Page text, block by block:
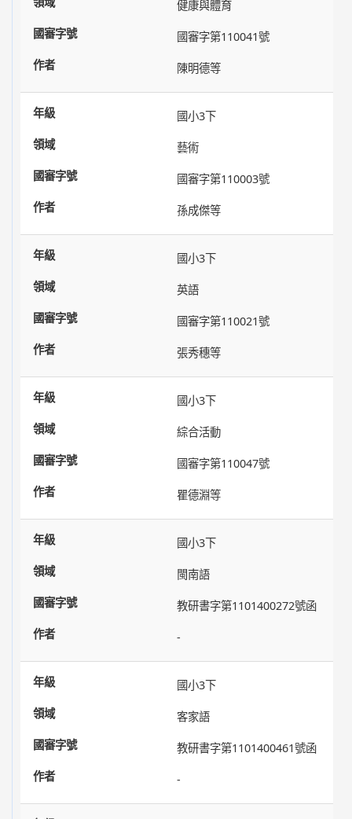
健康與體育
國審字第110041號
陳明德等
國小3下
藝術
國審字第110003號
孫成傑等
國小3下
英語
國審字第110021號
張秀穗等
國小3下
綜合活動
國審字第110047號
瞿德淵等
國小3下
閩南語
教研書字第1101400272號函
-
國小3下
客家語
教研書字第1101400461號函
-